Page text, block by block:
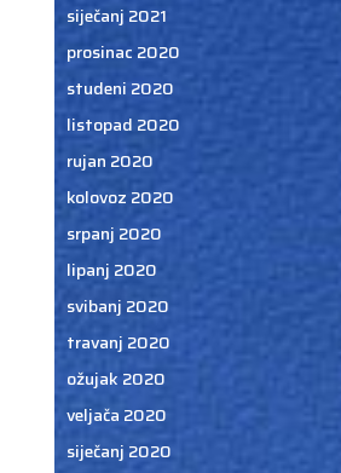
siječanj 2021
prosinac 2020
studeni 2020
listopad 2020
rujan 2020
kolovoz 2020
srpanj 2020
lipanj 2020
svibanj 2020
travanj 2020
ožujak 2020
veljača 2020
siječanj 2020